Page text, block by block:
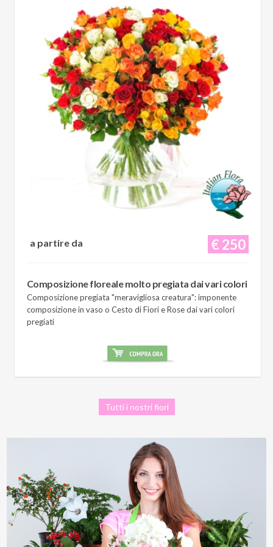
€ 250
a partire da
Composizione floreale molto pregiata dai vari colori
Composizione pregiata "meravigliosa creatura": imponente
composizione in vaso o Cesto di Fiori e Rose dai vari colori
pregiati
Tutti i nostri fiori